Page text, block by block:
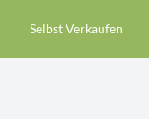
Selbst Verkaufen